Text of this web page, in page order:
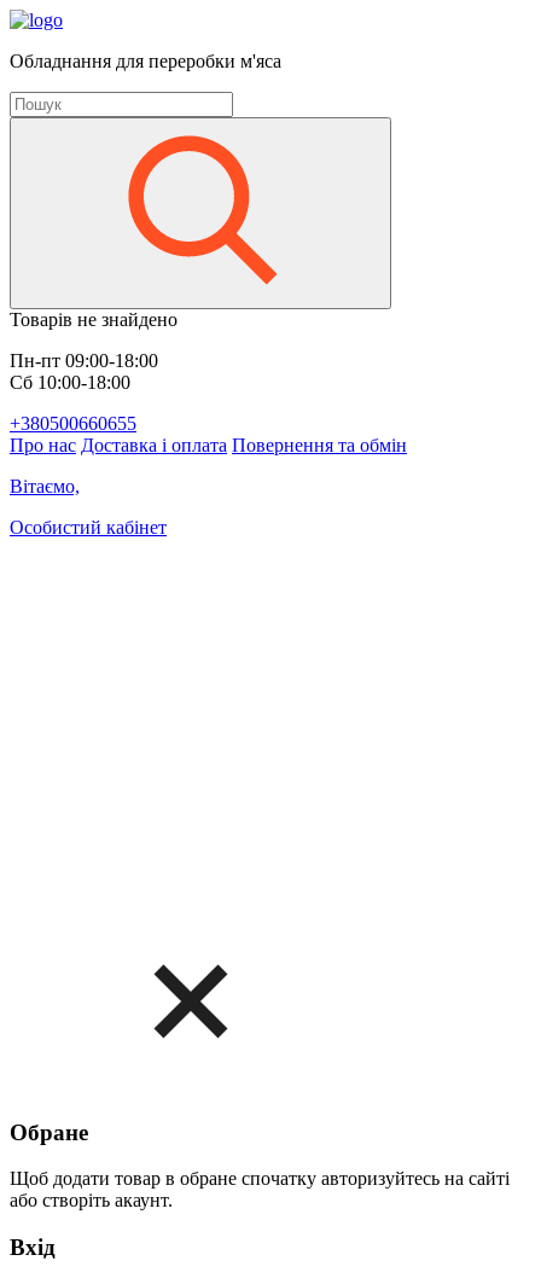
Обладнання для переробки м'яса
Товарів не знайдено
Пн-пт 09:00-18:00
Сб 10:00-18:00
+380500660655
Про нас Доставка і оплата Повернення та обмін
Вітаємо,
Особистий кабінет
Обране
Щоб додати товар в обране спочатку авторизуйтесь на сайті
або створіть акаунт.
Вхід